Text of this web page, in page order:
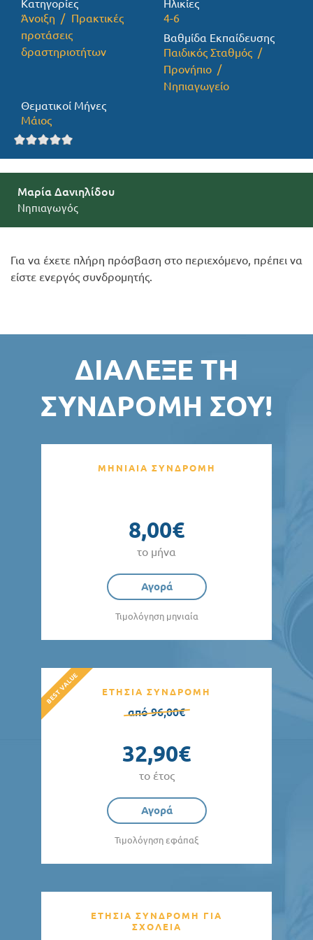
Προσφορές
Κατηγορίες
Άνοιξη
Πρακτικές
προτάσεις
δραστηριοτήτων
Ηλικίες
4-6
Βαθμίδα Εκπαίδευσης
Παιδικός Σταθμός
Προνήπιο
Νηπιαγωγείο
Θεματικοί Μήνες
Μάιος
Μαρία Δανιηλίδου
Νηπιαγωγός
Για να έχετε πλήρη πρόσβαση στο περιεχόμενο, πρέπει να
είστε ενεργός συνδρομητής.
ΔΙΆΛΕΞΕ ΤΗ
ΣΥΝΔΡΟΜΉ ΣΟΥ!
ΜΗΝΙΑΙΑ ΣΥΝΔΡΟΜΗ
8,00€
το μήνα
Αγορά
Τιμολόγηση μηνιαία
ΕΤΗΣΙΑ ΣΥΝΔΡΟΜΗ
από 96,00€
32,90€
το έτος
Αγορά
Τιμολόγηση εφάπαξ
ΕΤΗΣΙΑ ΣΥΝΔΡΟΜΗ ΓΙΑ
ΣΧΟΛΕΙΑ